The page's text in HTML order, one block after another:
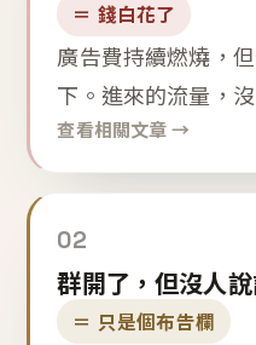
＝ 錢白花了
廣告費持續燃燒，
下。進來的流量，
查看相關文章 →
02
群開了，但沒人說
＝ 只是個布告欄